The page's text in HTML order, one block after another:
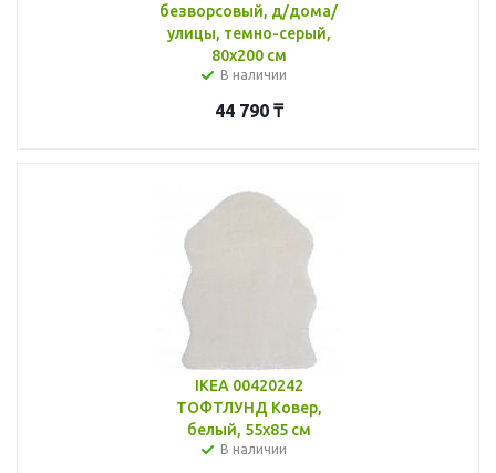
безворсовый, д/дома/
улицы, темно-серый,
80x200 см
В наличии
44 790₸
IKEA 00420242
ТОФТЛУНД Ковер,
белый, 55x85 см
В наличии